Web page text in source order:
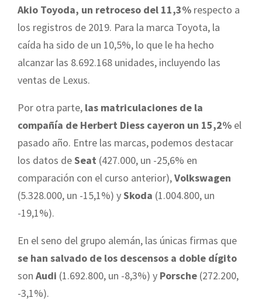
Akio Toyoda, un retroceso del 11,3% respecto a
los registros de 2019. Para la marca Toyota, la
caída ha sido de un 10,5%, lo que le ha hecho
alcanzar las 8.692.168 unidades, incluyendo las
ventas de Lexus.
Por otra parte, las matriculaciones de la
compañía de Herbert Diess cayeron un 15,2% el
pasado año. Entre las marcas, podemos destacar
los datos deSeat (427.000, un -25,6% en
comparación con el curso anterior),Volkswagen
(5.328.000, un -15,1%) ySkoda (1.004.800, un
-19,1%).
En el seno del grupo alemán, las únicas firmas que
se han salvado de los descensos a doble dígito
son Audi (1.692.800, un -8,3%) y Porsche (272.200,
-3,1%).